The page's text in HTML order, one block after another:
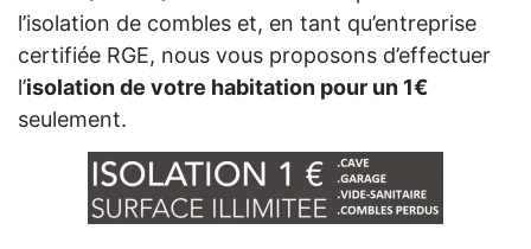
l’isolation de combles et, en tant qu’entreprise
certifiée RGE, nous vous proposons d’effectuer
l’isolation de votre habitation pour un 1€
seulement.